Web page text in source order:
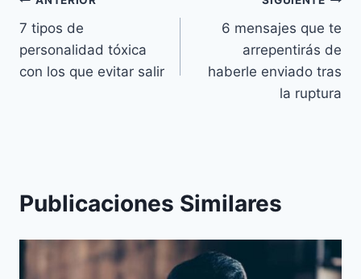
de
entradas
7 tipos de
personalidad tóxica
con los que evitar salir
6 mensajes que te
arrepentirás de
haberle enviado tras
la ruptura
Publicaciones Similares